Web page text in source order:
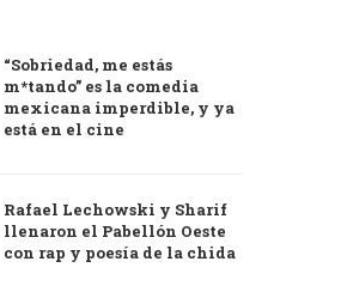
“Sobriedad, me estás
m*tando” es la comedia
mexicana imperdible, y ya
está en el cine
Rafael Lechowski y Sharif
llenaron el Pabellón Oeste
con rap y poesía de la chida